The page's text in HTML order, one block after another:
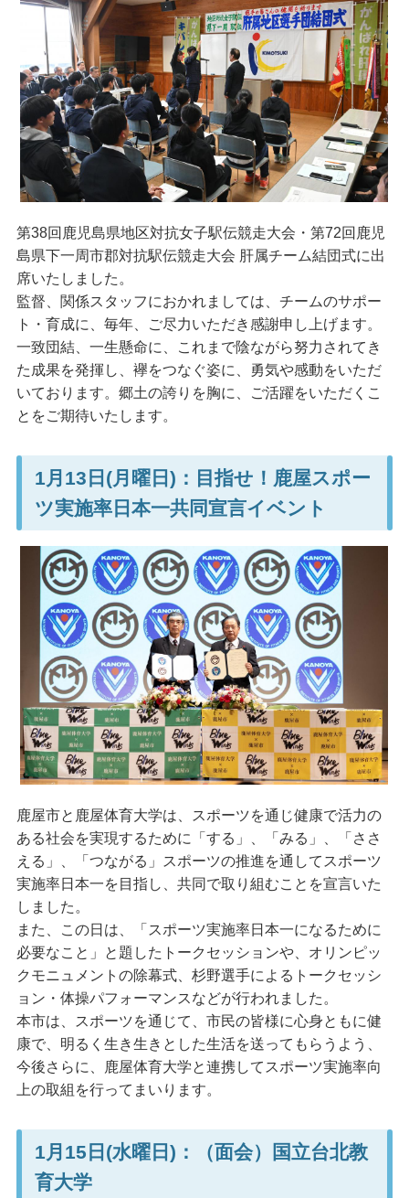
第38回鹿児島県地区対抗女子駅伝競走大会・第72回鹿児
島県下一周市郡対抗駅伝競走大会 肝属チーム結団式に出
席いたしました。
監督、関係スタッフにおかれましては、チームのサポー
ト・育成に、毎年、ご尽力いただき感謝申し上げます。
一致団結、一生懸命に、これまで陰ながら努力されてき
た成果を発揮し、襷をつなぐ姿に、勇気や感動をいただ
いております。郷土の誇りを胸に、ご活躍をいただくこ
とをご期待いたします。
1月13日(月曜日)：目指せ！鹿屋スポー
ツ実施率日本一共同宣言イベント
鹿屋市と鹿屋体育大学は、スポーツを通じ健康で活力の
ある社会を実現するために「する」、「みる」、「ささ
える」、「つながる」スポーツの推進を通してスポーツ
実施率日本一を目指し、共同で取り組むことを宣言いた
しました。
また、この日は、「スポーツ実施率日本一になるために
必要なこと」と題したトークセッションや、オリンピッ
クモニュメントの除幕式、杉野選手によるトークセッシ
ョン・体操パフォーマンスなどが行われました。
本市は、スポーツを通じて、市民の皆様に心身ともに健
康で、明るく生き生きとした生活を送ってもらうよう、
今後さらに、鹿屋体育大学と連携してスポーツ実施率向
上の取組を行ってまいります。
1月15日(水曜日)：（面会）国立台北教
育大学